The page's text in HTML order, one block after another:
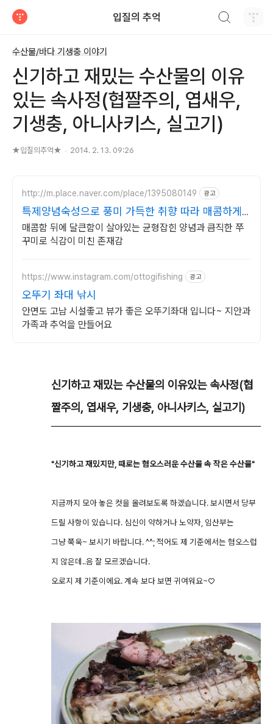
입질의 추억
수산물/바다 기생충 이야기
신기하고 재밌는 수산물의 이유
있는 속사정(협짤주의, 엽새우,
기생충, 아니사키스, 실고기)
★입질의추억★ 2014. 2. 13. 09:26
http://m.place.naver.com/place/1395080149 광고
특제양념숙성으로 풍미 가득한 취향 따라 매콤하게
쭈사장!
매콤함 뒤에 달큰함이 살아있는 균형잡힌 양념과 큼직한 쭈
꾸미로 식감이 미친 존재감
https://www.instagram.com/ottogifishing 광고
오뚜기 좌대 낚시
안면도 고남 시설좋고 뷰가 좋은 오뚜기좌대 입니다~ 지안과
가족과 추억을 만들어요
신기하고 재밌는 수산물의 이유있는 속사정(협
짤주의, 엽새우, 기생충, 아니사키스, 실고기)
"신기하고 재밌지만, 때로는 혐오스러운 수산물 속 작은 수산물"
지금까지 모아 놓은 컷을 올려보도록 하겠습니다. 보시면서 당부
드릴 사항이 있습니다. 심신이 약하거나 노약자, 임산부는
그냥 쭉욱~ 보시기 바랍니다. ^^; 적어도 제 기준에서는 혐오스럽
지 않은데..음 잘 모르겠습니다.
오로지 제 기준이에요. 계속 보다 보면 귀여워요~♡